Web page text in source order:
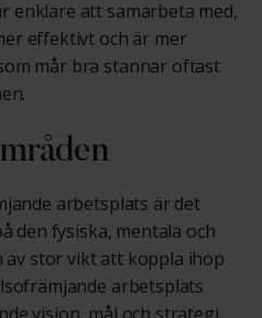
enklare att samarbeta med,
effektivt och är mer
mår bra stannar oftast
arbetsplats är det
den fysiska, mentala och
av stor vikt att koppla ihop
arbetsplats